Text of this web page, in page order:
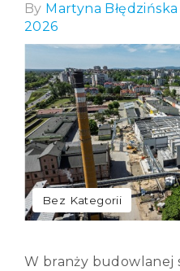
By Martyna Błędzińska
2026
Bez Kategorii
W branży budowlanej